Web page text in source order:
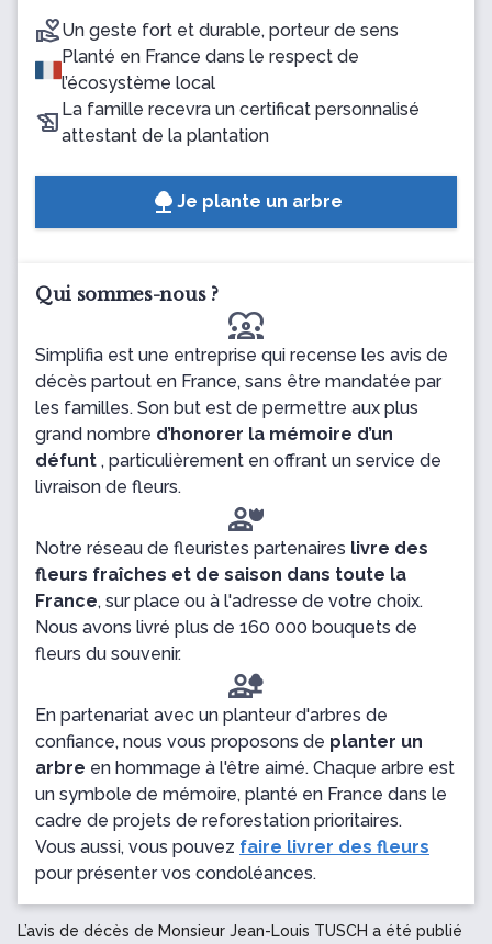
Un geste fort et durable, porteur de sens
Planté en France dans le respect de
l’écosystème local
La famille recevra un certificat personnalisé
attestant de la plantation
Je plante un arbre
Qui sommes-nous ?
diversity_1
Simplifia est une entreprise qui recense les avis de
décès partout en France, sans être mandatée par
les familles. Son but est de permettre aux plus
grand nombre d’honorer la mémoire d’un
défunt , particulièrement en offrant un service de
livraison de fleurs.
Notre réseau de fleuristes partenaires livre des
fleurs fraîches et de saison dans toute la
France, sur place ou à l'adresse de votre choix.
Nous avons livré plus de 160 000 bouquets de
fleurs du souvenir.
En partenariat avec un planteur d'arbres de
confiance, nous vous proposons de planter un
arbre en hommage à l'être aimé. Chaque arbre est
un symbole de mémoire, planté en France dans le
cadre de projets de reforestation prioritaires.
Vous aussi, vous pouvez faire livrer des fleurs
pour présenter vos condoléances.
L’avis de décès de Monsieur Jean-Louis TUSCH a été publié